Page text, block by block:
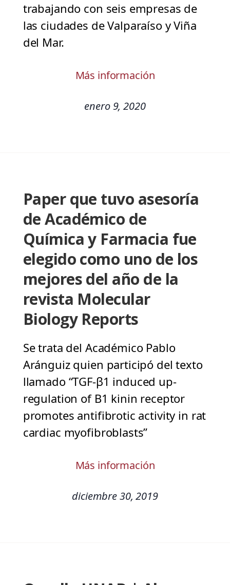
trabajando con seis empresas de
las ciudades de Valparaíso y Viña
del Mar.
Más información
enero 9, 2020
Paper que tuvo asesoría
de Académico de
Química y Farmacia fue
elegido como uno de los
mejores del año de la
revista Molecular
Biology Reports
Se trata del Académico Pablo
Aránguiz quien participó del texto
llamado “TGF-β1 induced up-
regulation of B1 kinin receptor
promotes antifibrotic activity in rat
cardiac myofibroblasts”
Más información
diciembre 30, 2019